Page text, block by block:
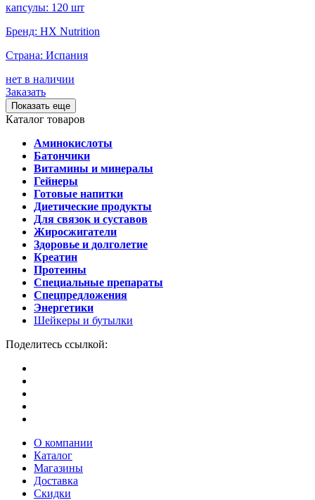
капсулы: 120 шт
Бренд: HX Nutrition
Страна: Испания
нет в наличии
Заказать
Показать еще
Каталог товаров
Аминокислоты
Батончики
Витамины и минералы
Гейнеры
Готовые напитки
Диетические продукты
Для связок и суставов
Жиросжигатели
Здоровье и долголетие
Креатин
Протеины
Специальные препараты
Спецпредложения
Энергетики
Шейкеры и бутылки
Поделитесь ссылкой:
О компании
Каталог
Магазины
Доставка
Скидки